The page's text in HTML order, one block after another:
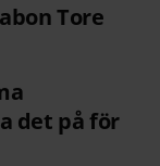
Tore
det på för